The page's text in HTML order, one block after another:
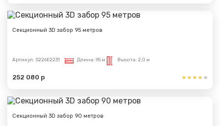
Секционный 3D забор 95 метров
Артикул: S226E2231 Длина: 95 м Высота: 2,0 м
252 080 р
Секционный 3D забор 90 метров